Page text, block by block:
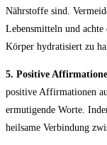
Nährstoffe sind.
Lebensmitteln und
Körper hydratisiert zu
5. ‌Positive
positive Affirmationen⁤
ermutigende Worte.⁣
heilsame Verbindung